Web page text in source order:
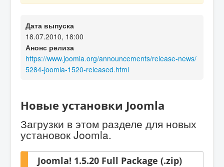
Дата выпуска
18.07.2010, 18:00
Анонс релиза
https://www.joomla.org/announcements/release-news/
5284-joomla-1520-released.html
Новые установки Joomla
Загрузки в этом разделе для новых
установок Joomla.
Joomla! 1.5.20 Full Package (.zip)